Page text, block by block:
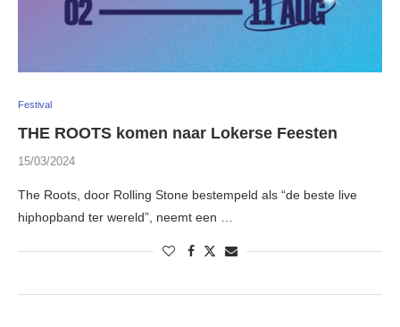
Festival
THE ROOTS komen naar Lokerse Feesten
15/03/2024
The Roots, door Rolling Stone bestempeld als “de beste live
hiphopband ter wereld”, neemt een …